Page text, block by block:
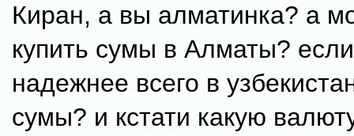
Киран, а вы алматинка? а
купить сумы в Алматы? если
надежнее всего в
сумы? и кстати какую